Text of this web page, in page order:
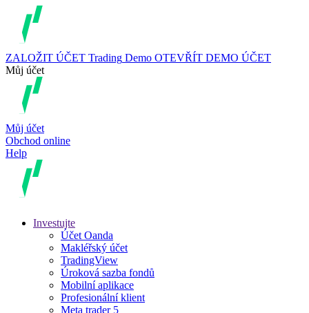
ZALOŽIT ÚČET Trading Demo OTEVŘÍT DEMO ÚČET
Můj účet
Můj účet
Obchod online
Help
Investujte
Účet Oanda
Makléřský účet
TradingView
Úroková sazba fondů
Mobilní aplikace
Profesionální klient
Meta trader 5